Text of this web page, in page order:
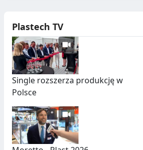
Plastech TV
Single rozszerza produkcję w
Polsce